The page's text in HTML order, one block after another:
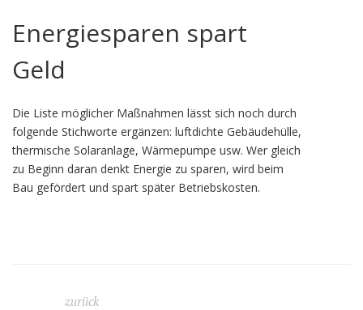
Energiesparen spart
Geld
Die Liste möglicher Maßnahmen lässt sich noch durch
folgende Stichworte ergänzen: luftdichte Gebäudehülle,
thermische Solaranlage, Wärmepumpe usw. Wer gleich
zu Beginn daran denkt Energie zu sparen, wird beim
Bau gefördert und spart später Betriebskosten.
zurück